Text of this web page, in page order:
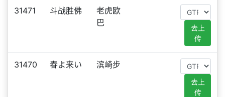
31471 斗战胜佛
老虎欧
巴
去上
传
31470 春よ来い 滨崎步
去上
传